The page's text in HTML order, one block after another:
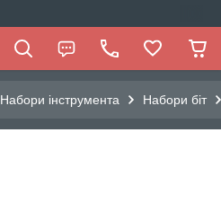
Набори інструмента Набори біт